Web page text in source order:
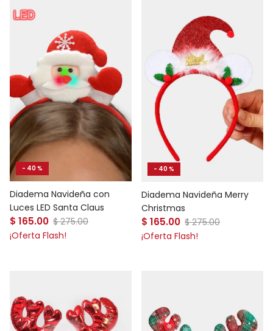
- 40 %
Diadema Navideña con
Luces LED Santa Claus
Precio de venta
$ 165.00 Precio normal
$ 275.00
¡Oferta Flash!
- 40 %
Diadema Navideña Merry
Christmas
Precio de venta
$ 165.00 Precio normal
$ 275.00
¡Oferta Flash!